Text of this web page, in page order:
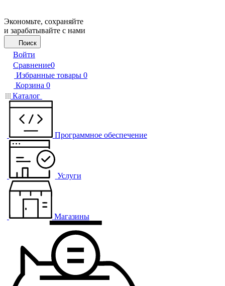
Экономьте, сохраняйте
и зарабатывайте с нами
Поиск
Войти
Сравнение0
Избранные товары 0
Корзина 0
Каталог
Программное обеспечение
Услуги
Магазины